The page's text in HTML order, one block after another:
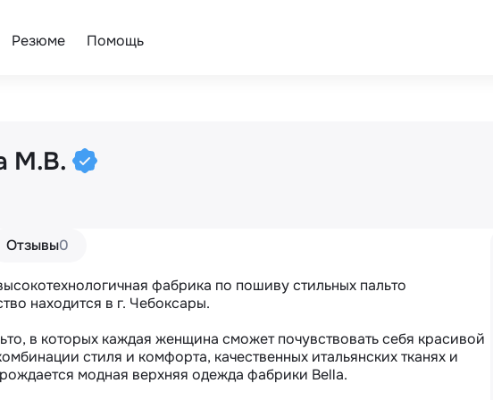
Резюме Помощь
М.В.
Отзывы0
фабрика по пошиву стильных пальто
находится в г. Чебоксары.
в которых каждая женщина сможет почувствовать себя красивой
стиля и комфорта, качественных итальянских тканях и
модная верхняя одежда фабрики Bella.